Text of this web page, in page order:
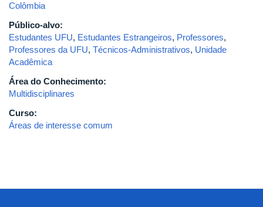
Colômbia
Público-alvo:
Estudantes UFU, Estudantes Estrangeiros, Professores,
Professores da UFU, Técnicos-Administrativos, Unidade
Acadêmica
Área do Conhecimento:
Multidisciplinares
Curso:
Áreas de interesse comum